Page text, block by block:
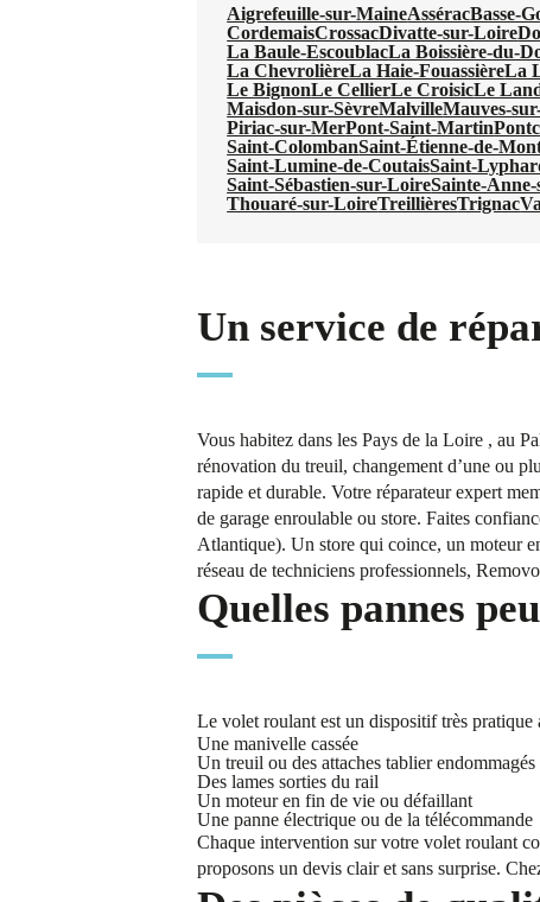
Aigrefeuille-sur-MaineAsséracBasse-
CordemaisCrossacDivatte-sur-Loire
La Baule-EscoublacLa Boissière-du-
La ChevrolièreLa Haie-FouassièreLa
Le BignonLe CellierLe CroisicLe
Maisdon-sur-SèvreMalvilleMauves-
Piriac-sur-MerPont-Saint-Martin
Saint-ColombanSaint-Étienne-de-
Saint-Lumine-de-CoutaisSaint-
Saint-Sébastien-sur-LoireSainte-
Thouaré-sur-LoireTreillièresTrignac
Un service de
Vous habitez dans les Pays de la Loire , au
rénovation du treuil, changement d’une ou
rapide et durable. Votre réparateur expert
de garage enroulable ou store. Faites
Atlantique). Un store qui coince, un moteur
réseau de techniciens professionnels,
Quelles pannes
Le volet roulant est un dispositif très
Une manivelle cassée
Un treuil ou des attaches tablier endommagés
Des lames sorties du rail
Un moteur en fin de vie ou défaillant
Une panne électrique ou de la télécommande
Chaque intervention sur votre volet roulant
proposons un devis clair et sans surprise.